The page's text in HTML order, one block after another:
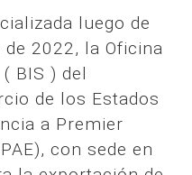
luego de
2022, la Oficina
BIS ) del
de los Estados
a Premier
con sede en